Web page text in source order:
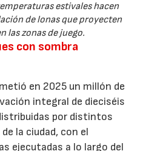
estivales hacen
de lonas que proyecten
las zonas de juego.
con sombra
en 2025 un millón de
integral de dieciséis
por distintos
la ciudad, con el
ejecutadas a lo largo del